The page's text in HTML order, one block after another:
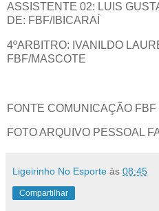
ASSISTENTE 02: LUIS
DE: FBF/IBICARAÍ
4ºARBITRO: IVANILDO
FBF/MASCOTE
FONTE COMUNICAÇÃO FBF
FOTO ARQUIVO PESSOAL
Ligeirinho No Esporte às 08:45
Compartilhar